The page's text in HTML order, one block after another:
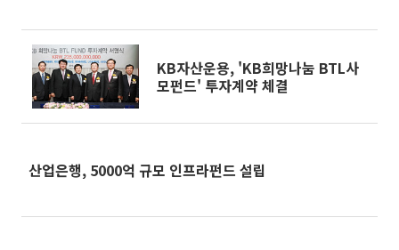
KB자산운용, 'KB희망나눔 BTL사
모펀드' 투자계약 체결
산업은행, 5000억 규모 인프라펀드 설립